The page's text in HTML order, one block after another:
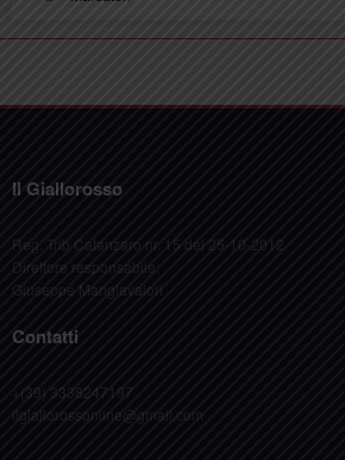
Il Giallorosso
Reg. Trib Catanzaro nr. 15 del 25-10-2012
Direttore responsabile:
Giuseppe Mangiavalori
Contatti
+(39) 3338247197
ilgiallorossonline@gmail.com